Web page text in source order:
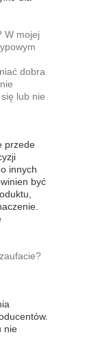
W mojej
dobra
lub nie
przede
innych
być
nie